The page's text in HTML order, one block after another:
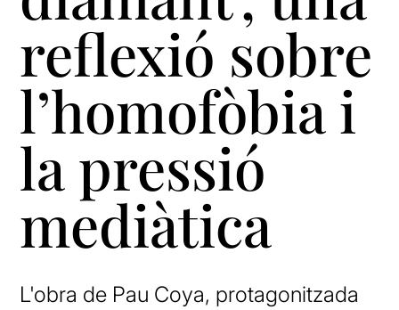
reflexió sobre
l’homofòbia i
la pressió
mediàtica
L'obra de Pau Coya, protagonitzada